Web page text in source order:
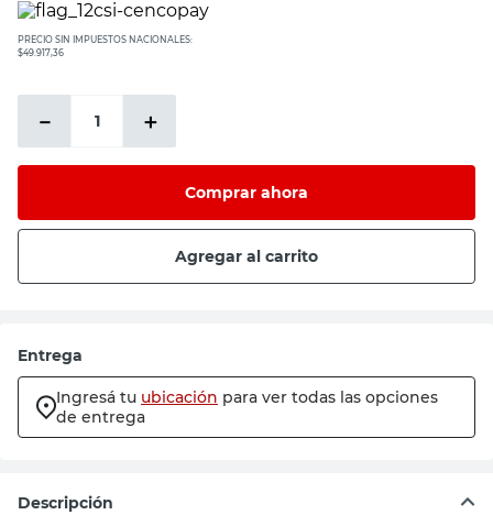
PRECIO SIN IMPUESTOS NACIONALES:
$49.917,36
＋
－
Comprar ahora
Agregar al carrito
Entrega
Ingresá tu ubicación para ver todas las opciones
de entrega
Descripción